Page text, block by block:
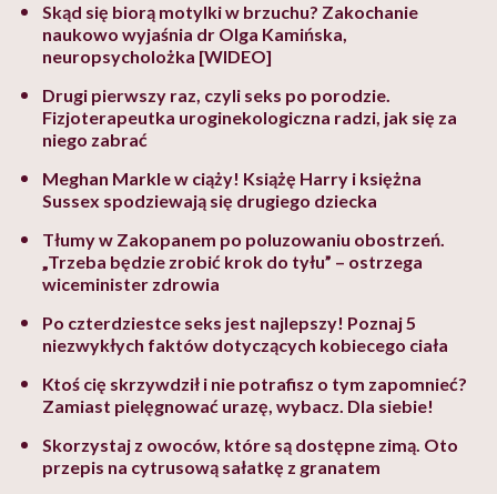
Skąd się biorą motylki w brzuchu? Zakochanie
naukowo wyjaśnia dr Olga Kamińska,
neuropsycholożka [WIDEO]
Drugi pierwszy raz, czyli seks po porodzie.
Fizjoterapeutka uroginekologiczna radzi, jak się za
niego zabrać
Meghan Markle w ciąży! Książę Harry i księżna
Sussex spodziewają się drugiego dziecka
Tłumy w Zakopanem po poluzowaniu obostrzeń.
„Trzeba będzie zrobić krok do tyłu” – ostrzega
wiceminister zdrowia
Po czterdziestce seks jest najlepszy! Poznaj 5
niezwykłych faktów dotyczących kobiecego ciała
Ktoś cię skrzywdził i nie potrafisz o tym zapomnieć?
Zamiast pielęgnować urazę, wybacz. Dla siebie!
Skorzystaj z owoców, które są dostępne zimą. Oto
przepis na cytrusową sałatkę z granatem